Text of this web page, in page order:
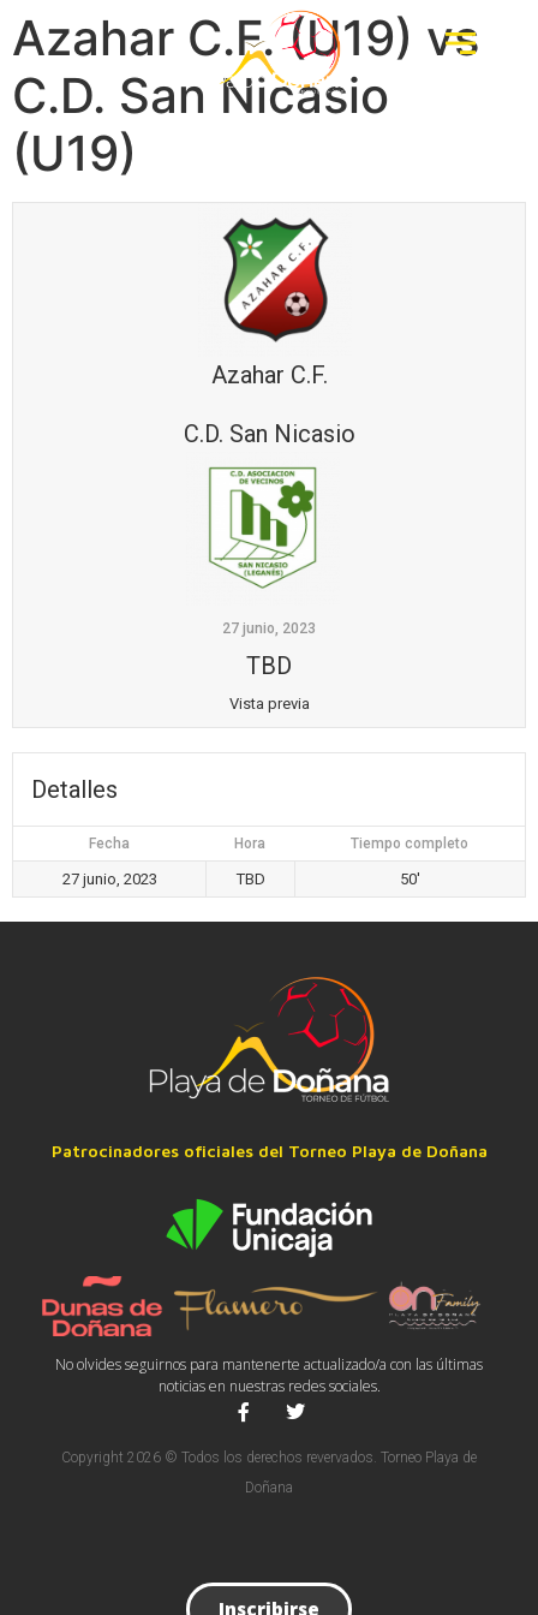
Azahar C.F. (U19) vs
C.D. San Nicasio
(U19)
Azahar C.F.
C.D. San Nicasio
27 junio, 2023
TBD
Vista previa
Detalles
Fecha Hora Tiempo completo
27 junio, 2023 TBD 50'
Patrocinadores oficiales del Torneo Playa de Doñana
No olvides seguirnos para mantenerte actualizado/a con las últimas
noticias en nuestras redes sociales.
Copyright 2026 © Todos los derechos revervados. Torneo Playa de
Doñana
Inscribirse